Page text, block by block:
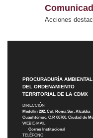
Acciones
PROCURADURÍA
DEL ORDENAMIENTO
TERRITORIAL DE LA CDMX
DIRECCIÓN
Medellín 202, Col. Roma Sur, Alcaldía
Cuauhtémoc, C.P. 06700, Ciudad de
WEB E-MAIL
Correo Institucional
TELÉFONO